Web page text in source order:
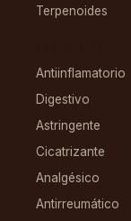
Terpenoides
Antiinflamatorio
Digestivo
Astringente
Cicatrizante
Analgésico
Antirreumático